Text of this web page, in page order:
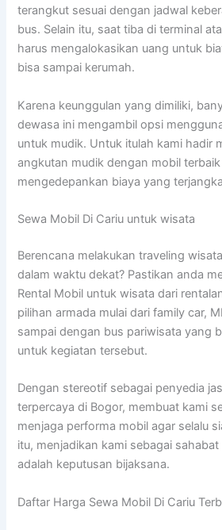
terangkut sesuai dengan jadwal
bus. Selain itu, saat tiba di terminal
harus mengalokasikan uang untuk
bisa sampai kerumah.
Karena keunggulan yang dimiliki,
dewasa ini mengambil opsi
untuk mudik. Untuk itulah kami hadir
angkutan mudik dengan mobil
mengedepankan biaya yang
Sewa Mobil Di Cariu untuk wisata
Berencana melakukan traveling
dalam waktu dekat? Pastikan anda
Rental Mobil untuk wisata dari
pilihan armada mulai dari family car,
sampai dengan bus pariwisata yang
untuk kegiatan tersebut.
Dengan stereotif sebagai penyedia
terpercaya di Bogor, membuat kami
menjaga performa mobil agar selalu
itu, menjadikan kami sebagai
adalah keputusan bijaksana.
Daftar Harga Sewa Mobil Di Cariu